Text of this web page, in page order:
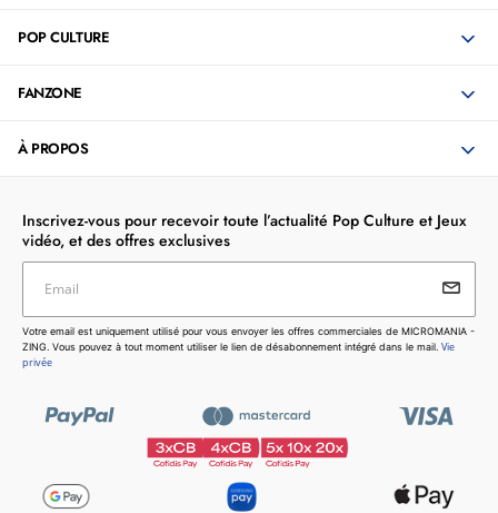
POP CULTURE
FANZONE
À PROPOS
Inscrivez-vous pour recevoir toute l’actualité Pop Culture et Jeux
vidéo, et des offres exclusives
Votre email est uniquement utilisé pour vous envoyer les
offres commerciales de MICROMANIA - ZING. Vous pouvez
à tout moment utiliser le lien de désabonnement intégré dans
Email
Votre email est uniquement utilisé pour vous envoyer les offres commerciales de MICROMANIA -
ZING. Vous pouvez à tout moment utiliser le lien de désabonnement intégré dans le mail. Vie
privée